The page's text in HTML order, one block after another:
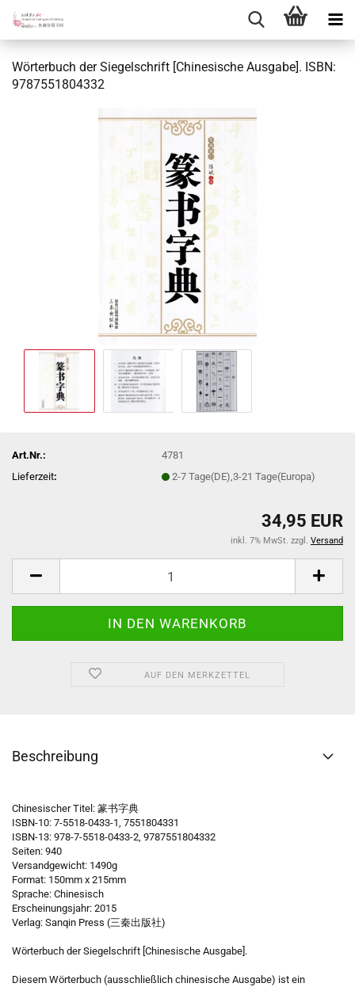
Wörterbuch der Siegelschrift [Chinesische Ausgabe]. ISBN:
9787551804332
Art.Nr.:
4781
Lieferzeit: 2-7 Tage(DE),3-21 Tage(Europa)
34,95 EUR
inkl. 7% MwSt. zzgl. Versand
AUF DEN MERKZETTEL
Beschreibung
Chinesischer Titel: 篆书字典
ISBN-10: 7-5518-0433-1, 7551804331
ISBN-13: 978-7-5518-0433-2, 9787551804332
Seiten: 940
Versandgewicht: 1490g
Format: 150mm x 215mm
Sprache: Chinesisch
Erscheinungsjahr: 2015
Verlag: Sanqin Press (三秦出版社)
Wörterbuch der Siegelschrift [Chinesische Ausgabe].
Diesem Wörterbuch (ausschließlich chinesische Ausgabe) ist ein